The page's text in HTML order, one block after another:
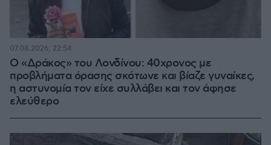
Ο «Δράκος» του Λονδίνου: 40χρονος με
προβλήματα όρασης σκότωνε και βίαζε γυναίκες,
η αστυνομία τον είχε συλλάβει και τον άφησε
ελεύθερο
07.08.2026, 22:54